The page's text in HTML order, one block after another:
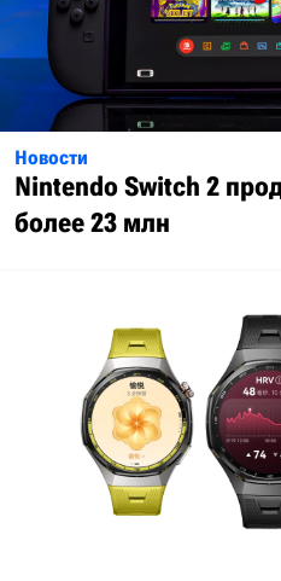
Новости
Nintendo Switch 2
более 23 млн